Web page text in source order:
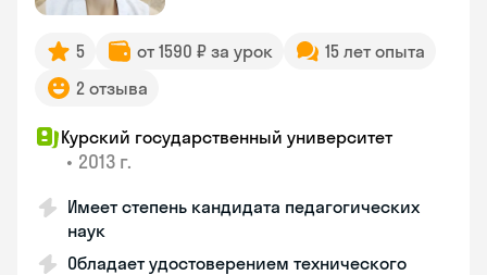
5 от 1590 ₽ за урок
15 лет опыта
2 отзыва
Курский государственный университет
• 2013 г.
Имеет степень кандидата педагогических
наук
Обладает удостоверением технического